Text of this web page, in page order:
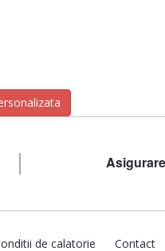
de calatorie Contact